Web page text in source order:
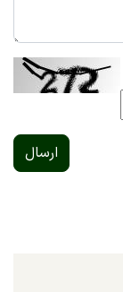
ارسال